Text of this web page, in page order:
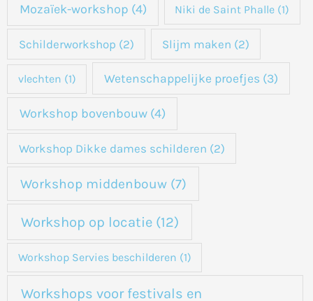
Mozaïek-workshop (4) Niki de Saint Phalle (1)
Schilderworkshop (2) Slijm maken (2)
vlechten (1) Wetenschappelijke proefjes (3)
Workshop bovenbouw(4)
Workshop Dikke dames schilderen (2)
Workshop middenbouw(7)
Workshop op locatie(12)
Workshop Servies beschilderen (1)
Workshops voor festivals en